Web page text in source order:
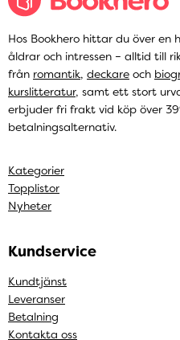
Hos Bookhero hittar du över en
åldrar och intressen – alltid till
från romantik, deckare och
kurslitteratur, samt ett stort
erbjuder fri frakt vid köp över
betalningsalternativ.
Kategorier
Topplistor
Nyheter
Kundservice
Kundtjänst
Leveranser
Betalning
Kontakta oss